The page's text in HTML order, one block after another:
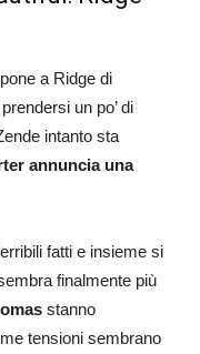
a Ridge di
un po’ di
intanto sta
annuncia una
fatti e insieme si
finalmente più
stanno
tensioni sembrano